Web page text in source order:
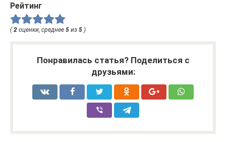
Рейтинг
(2 оценки, среднее 5 из 5 )
Понравилась статья? Поделиться с
друзьями: